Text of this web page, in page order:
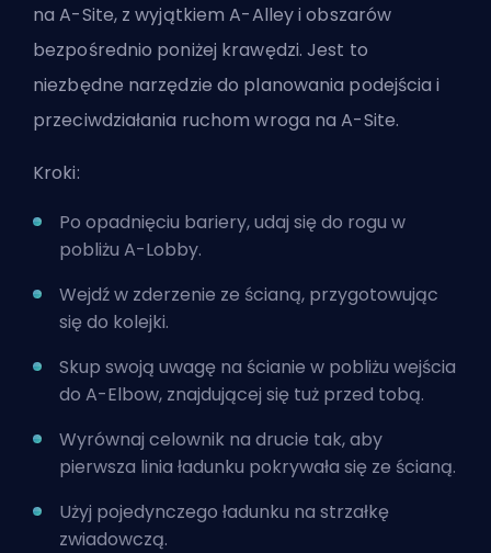
na A-Site, z wyjątkiem A-Alley i obszarów
bezpośrednio poniżej krawędzi. Jest to
niezbędne narzędzie do planowania podejścia i
przeciwdziałania ruchom wroga na A-Site.
Kroki:
Po opadnięciu bariery, udaj się do rogu w
pobliżu A-Lobby.
Wejdź w zderzenie ze ścianą, przygotowując
się do kolejki.
Skup swoją uwagę na ścianie w pobliżu wejścia
do A-Elbow, znajdującej się tuż przed tobą.
Wyrównaj celownik na drucie tak, aby
pierwsza linia ładunku pokrywała się ze ścianą.
Użyj pojedynczego ładunku na strzałkę
zwiadowczą.